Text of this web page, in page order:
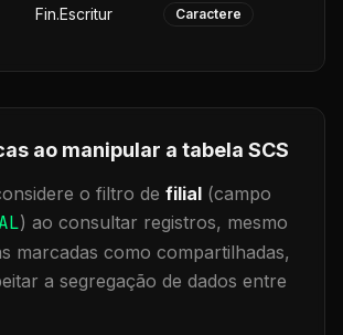
Fin.Escritur Caractere
ao manipular a tabela SCS
o filtro de filial (campo
) ao consultar registros, mesmo
marcadas como compartilhadas,
a segregação de dados entre